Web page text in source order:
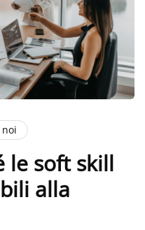
le soft skill
alla